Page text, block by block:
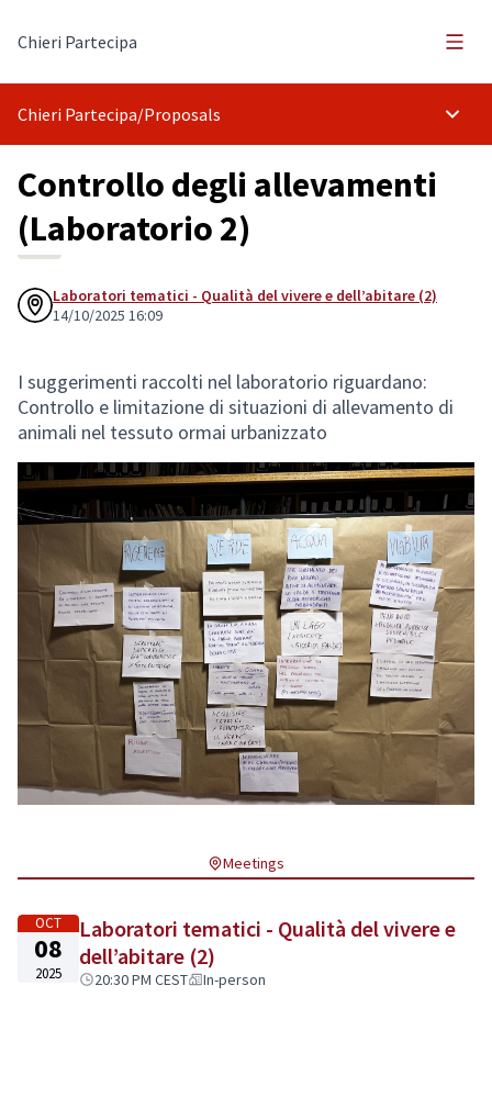
Chieri Partecipa
Main
Chieri Partecipa/Proposals Main
Controllo degli allevamenti
(Laboratorio 2)
Laboratori tematici - Qualità del vivere e dell’abitare (2)
14/10/2025 16:09
I suggerimenti raccolti nel laboratorio riguardano:
Controllo e limitazione di situazioni di allevamento di
animali nel tessuto ormai urbanizzato
Meetings
OCT
08
2025
Laboratori tematici - Qualità del vivere e
dell’abitare (2)
20:30 PM CEST In-person